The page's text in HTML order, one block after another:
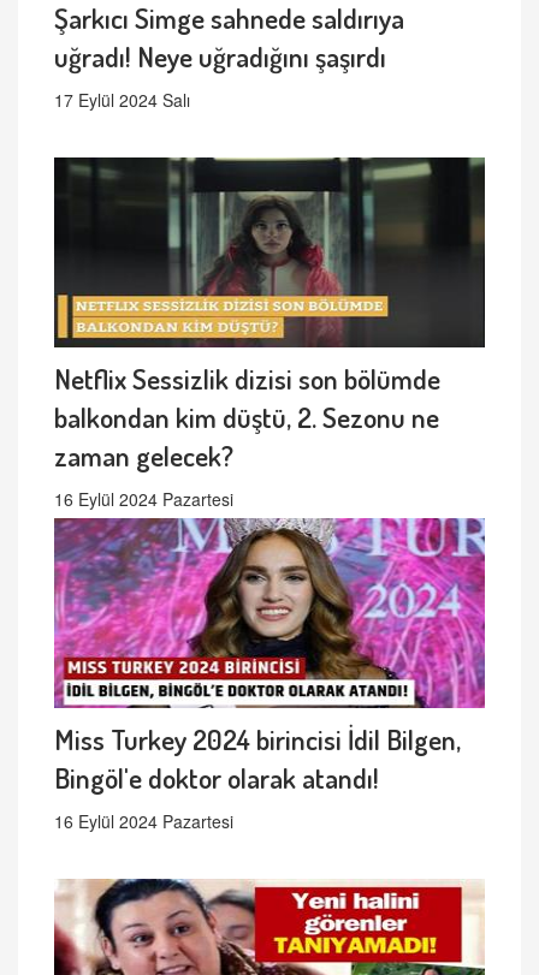
Şarkıcı Simge sahnede saldırıya
uğradı! Neye uğradığını şaşırdı
17 Eylül 2024 Salı
Netflix Sessizlik dizisi son bölümde
balkondan kim düştü, 2. Sezonu ne
zaman gelecek?
16 Eylül 2024 Pazartesi
Miss Turkey 2024 birincisi İdil Bilgen,
Bingöl'e doktor olarak atandı!
16 Eylül 2024 Pazartesi